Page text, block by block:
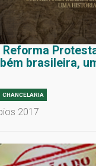
Reforma
brasileira,
CHANCELARIA
2017